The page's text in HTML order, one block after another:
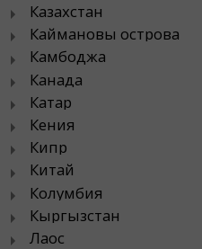
Казахстан
Каймановы острова
Камбоджа
Канада
Катар
Кения
Кипр
Китай
Колумбия
Кыргызстан
Лаос